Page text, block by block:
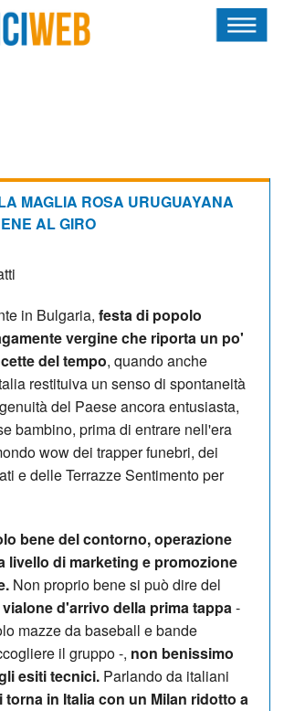
MAGLIA ROSA URUGUAYANA
AL GIRO
in Bulgaria, festa di popolo
vergine che riporta un po'
del tempo, quando anche
restituiva un senso di spontaneità
del Paese ancora entusiasta,
bambino, prima di entrare nell'era
wow dei trapper funebri, dei
e delle Terrazze Sentimento per
bene del contorno, operazione
livello di marketing e promozione
Non proprio bene si può dire del
d'arrivo della prima tappa-
mazze da baseball e bande
il gruppo -, non benissimo
esiti tecnici. Parlando da italiani
torna in Italia con un Milan ridotto a